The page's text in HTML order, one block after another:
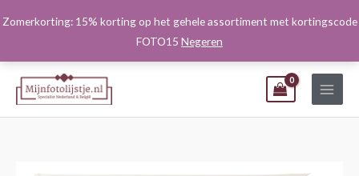
Zomerkorting: 15% korting op het gehele assortiment met kortingscode
FOTO15 Negeren
naar